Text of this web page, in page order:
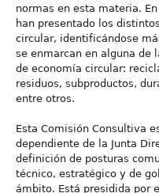
normas en esta materia.
han presentado los
circular, identificándose
se enmarcan en alguna de
de economía circular:
residuos, subproductos,
entre otros.
Esta Comisión Consultiva
dependiente de la Junta
definición de posturas
técnico, estratégico y de
ámbito. Está presidida por